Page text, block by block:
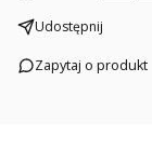
Udostępnij
Zapytaj o produkt